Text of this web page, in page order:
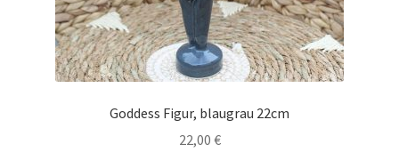
Goddess Figur, blaugrau 22cm
22,00 €